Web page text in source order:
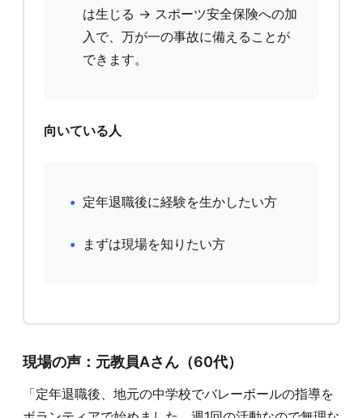
は生じる → スポーツ安全保険への加
入で、万が一の事故に備えることが
できます。
向いている人
定年退職後に経験を生かしたい方
まずは現場を知りたい方
現場の声：元教員Aさん（60代）
「定年退職後、地元の中学校でバレーボールの指導を